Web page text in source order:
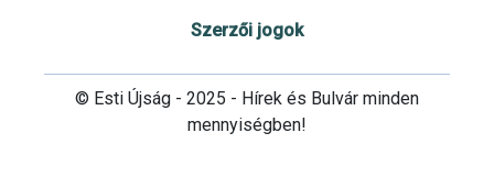
Szerzői jogok
© Esti Újság - 2025 - Hírek és Bulvár minden
mennyiségben!